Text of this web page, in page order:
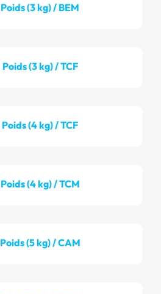
Poids (3 kg) / BEM
Poids (3 kg) / TCF
Poids (4 kg) / TCF
Poids (4 kg) / TCM
Poids (5 kg) / CAM